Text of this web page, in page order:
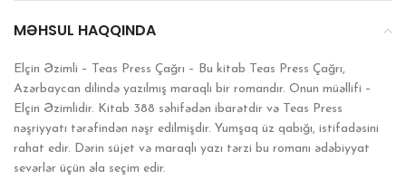
MƏHSUL HAQQINDA
Elçin Əzimli – Teas Press Çağrı – Bu kitab Teas Press Çağrı,
Azərbaycan dilində yazılmış maraqlı bir romandır. Onun müəllifi –
Elçin Əzimlidir. Kitab 388 səhifədən ibarətdir və Teas Press
nəşriyyatı tərəfindən nəşr edilmişdir. Yumşaq üz qabığı, istifadəsini
rahat edir. Dərin süjet və maraqlı yazı tərzi bu romanı ədəbiyyat
sevərlər üçün əla seçim edir.